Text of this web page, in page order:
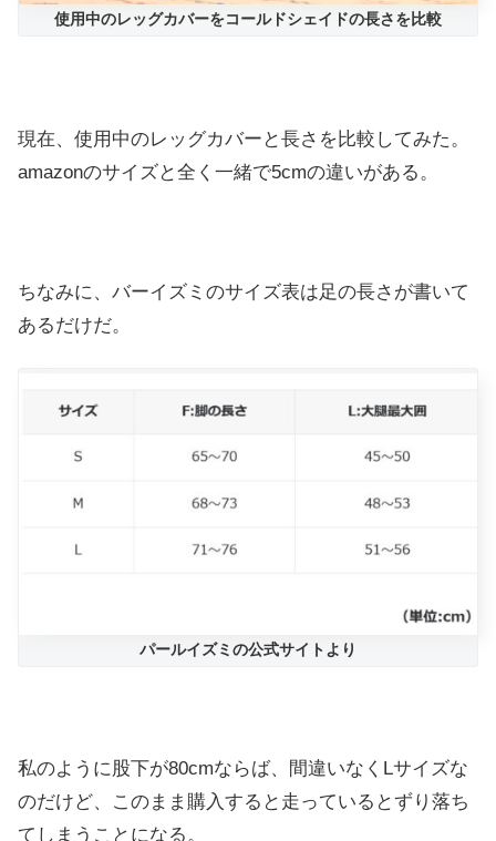
使用中のレッグカバーをコールドシェイドの長さを比較
現在、使用中のレッグカバーと長さを比較してみた。
amazonのサイズと全く一緒で5cmの違いがある。
ちなみに、バーイズミのサイズ表は足の長さが書いて
あるだけだ。
パールイズミの公式サイトより
私のように股下が80cmならば、間違いなくLサイズな
のだけど、このまま購入すると走っているとずり落ち
てしまうことになる。